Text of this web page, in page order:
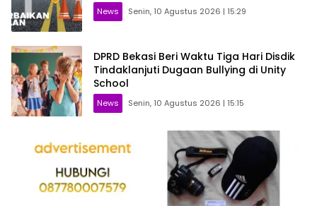
News Senin, 10 Agustus 2026 | 15:29
DPRD Bekasi Beri Waktu Tiga Hari Disdik
Tindaklanjuti Dugaan Bullying di Unity
School
News Senin, 10 Agustus 2026 | 15:15